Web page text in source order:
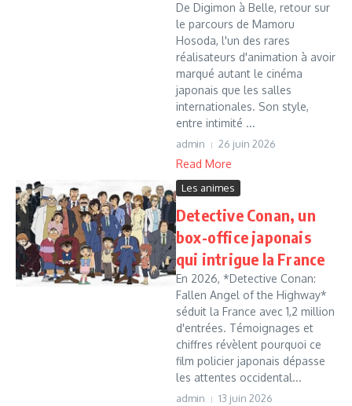
De Digimon à Belle, retour sur
le parcours de Mamoru
Hosoda, l'un des rares
réalisateurs d'animation à avoir
marqué autant le cinéma
japonais que les salles
internationales. Son style,
entre intimité ...
admin 26 juin 2026
Read More
Les animes
Detective Conan, un
box-office japonais
qui intrigue la France
En 2026, *Detective Conan:
Fallen Angel of the Highway*
séduit la France avec 1,2 million
d'entrées. Témoignages et
chiffres révèlent pourquoi ce
film policier japonais dépasse
les attentes occidental...
admin 13 juin 2026